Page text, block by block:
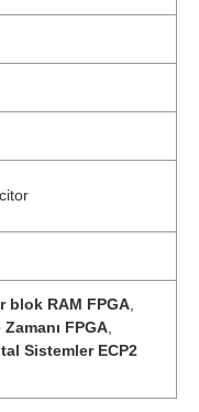
blok RAM FPGA
FPGA
Sistemler ECP2